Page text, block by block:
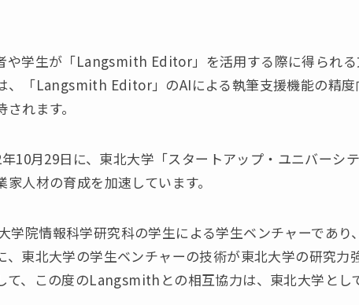
や学生が「Langsmith Editor」を活用する際に得られ
、「Langsmith Editor」のAIによる執筆支援機能の精度
れます。
10月29日に、東北大学「スタートアップ・ユニバーシ
人材の育成を加速しています。
院情報科学研究科の学生による学生ベンチャーであり
、東北大学の学生ベンチャーの技術が東北大学の研究力
て、この度のLangsmithとの相互協力は、東北大学とし